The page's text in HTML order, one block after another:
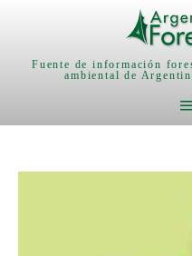
Fuente de información
ambiental de